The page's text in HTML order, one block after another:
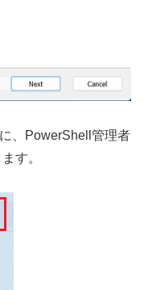
、PowerShell管理者
す。